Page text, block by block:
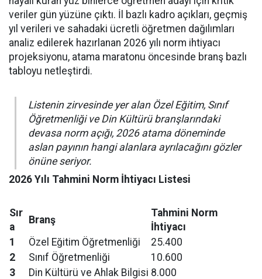
veriler gün yüzüne çıktı. İl bazlı kadro açıkları, geçmiş
yıl verileri ve sahadaki ücretli öğretmen dağılımları
analiz edilerek hazırlanan 2026 yılı norm ihtiyacı
projeksiyonu, atama maratonu öncesinde branş bazlı
tabloyu netleştirdi.
Listenin zirvesinde yer alan Özel Eğitim, Sınıf
Öğretmenliği ve Din Kültürü branşlarındaki
devasa norm açığı, 2026 atama döneminde
aslan payının hangi alanlara ayrılacağını gözler
önüne seriyor.
2026 Yılı Tahmini Norm İhtiyacı Listesi
Sır
a
Branş
Tahmini Norm
İhtiyacı
1
Özel Eğitim Öğretmenliği
25.400
2
Sınıf Öğretmenliği
10.600
3
Din Kültürü ve Ahlak Bilgisi 8.000